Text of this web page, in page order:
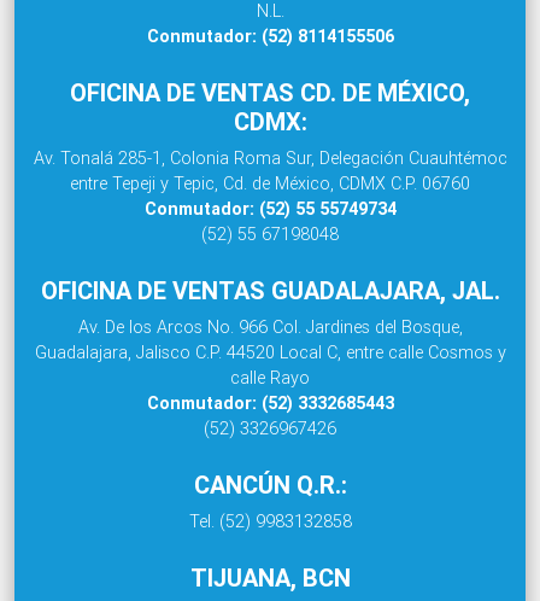
N.L.
Conmutador: (52) 8114155506
OFICINA DE VENTAS CD. DE MÉXICO,
CDMX:
Av. Tonalá 285-1, Colonia Roma Sur, Delegación Cuauhtémoc
entre Tepeji y Tepic, Cd. de México, CDMX C.P. 06760
Conmutador: (52) 55 55749734
(52) 55 67198048
OFICINA DE VENTAS GUADALAJARA, JAL.
Av. De los Arcos No. 966 Col. Jardines del Bosque,
Guadalajara, Jalisco C.P. 44520 Local C, entre calle Cosmos y
calle Rayo
Conmutador: (52) 3332685443
(52) 3326967426
CANCÚN Q.R.:
Tel. (52) 9983132858
TIJUANA, BCN